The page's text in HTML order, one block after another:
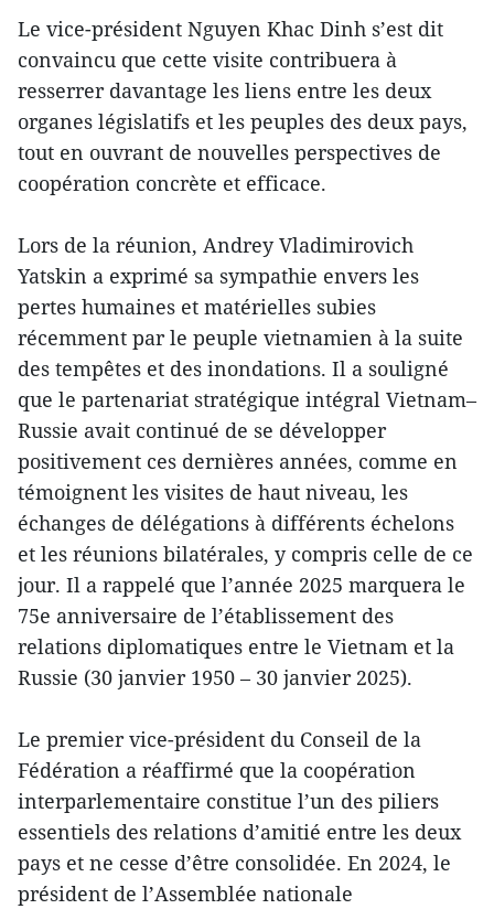
Le vice-président Nguyen Khac Dinh s’est dit
convaincu que cette visite contribuera à
resserrer davantage les liens entre les deux
organes législatifs et les peuples des deux pays,
tout en ouvrant de nouvelles perspectives de
coopération concrète et efficace.
Lors de la réunion, Andrey Vladimirovich
Yatskin a exprimé sa sympathie envers les
pertes humaines et matérielles subies
récemment par le peuple vietnamien à la suite
des tempêtes et des inondations. Il a souligné
que le partenariat stratégique intégral Vietnam–
Russie avait continué de se développer
positivement ces dernières années, comme en
témoignent les visites de haut niveau, les
échanges de délégations à différents échelons
et les réunions bilatérales, y compris celle de ce
jour. Il a rappelé que l’année 2025 marquera le
75e anniversaire de l’établissement des
relations diplomatiques entre le Vietnam et la
Russie (30 janvier 1950 – 30 janvier 2025).
Le premier vice-président du Conseil de la
Fédération a réaffirmé que la coopération
interparlementaire constitue l’un des piliers
essentiels des relations d’amitié entre les deux
pays et ne cesse d’être consolidée. En 2024, le
président de l’Assemblée nationale